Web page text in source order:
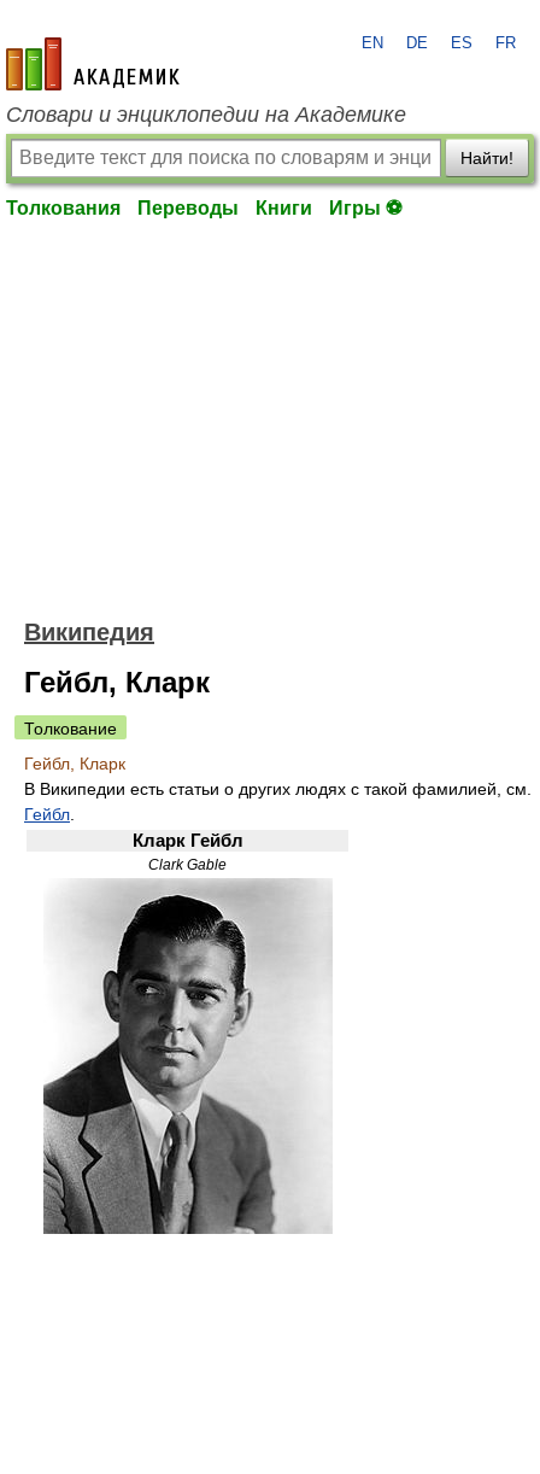
academic.ru
EN DE ES FR
Словари и энциклопедии на Академике
Найти!
Толкования Переводы Книги Игры ⚽
Википедия
Гейбл, Кларк
Толкование
Гейбл, Кларк
В Википедии есть статьи о других людях с такой фамилией, см.
Гейбл
Кларк Гейбл
Clark Gable